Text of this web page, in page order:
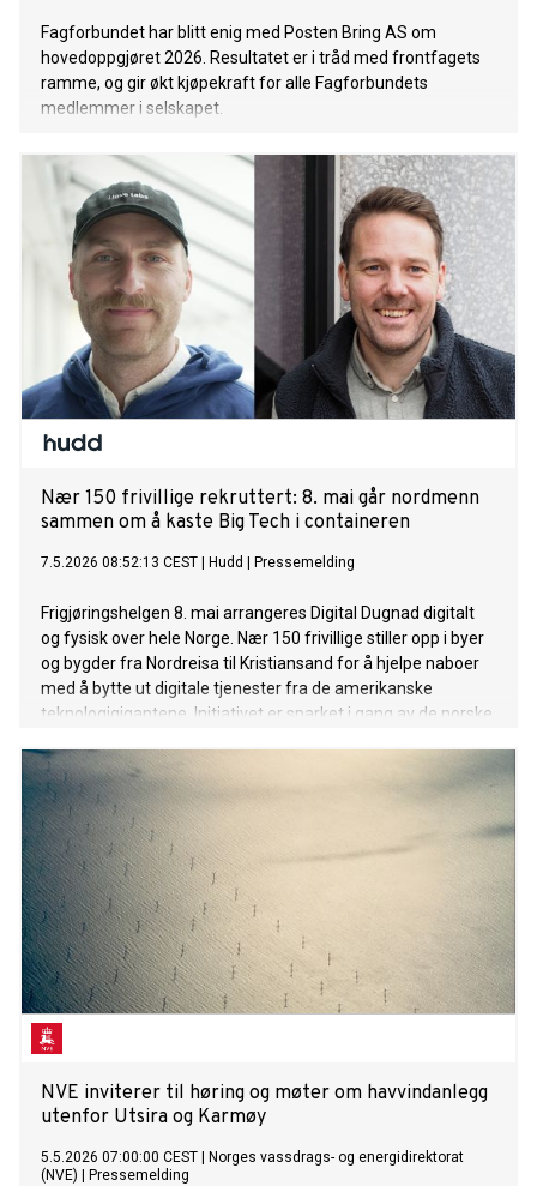
Fagforbundet har blitt enig med Posten Bring AS om
hovedoppgjøret 2026. Resultatet er i tråd med frontfagets
ramme, og gir økt kjøpekraft for alle Fagforbundets
medlemmer i selskapet.
Nær 150 frivillige rekruttert: 8. mai går nordmenn
sammen om å kaste Big Tech i containeren
7.5.2026 08:52:13 CEST Hudd Pressemelding
Frigjøringshelgen 8. mai arrangeres Digital Dugnad digitalt
og fysisk over hele Norge. Nær 150 frivillige stiller opp i byer
og bygder fra Nordreisa til Kristiansand for å hjelpe naboer
med å bytte ut digitale tjenester fra de amerikanske
teknologigigantene. Initiativet er sparket i gang av de norske
som partner.
NVE inviterer til høring og møter om havvindanlegg
utenfor Utsira og Karmøy
5.5.2026 07:00:00 CEST
Norges vassdrags- og energidirektorat
(NVE)
Pressemelding